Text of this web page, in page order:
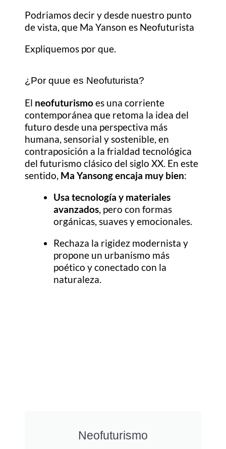
Podriamos decir y desde nuestro punto
de vista, que Ma Yanson es Neofuturista
Expliquemos por que.
¿Por quue es Neofuturista?
El neofuturismoes una corriente
contemporánea que retoma la idea del
futuro desde una perspectiva más
humana, sensorial y sostenible, en
contraposición a la frialdad tecnológica
del futurismo clásico del siglo XX. En este
sentido, Ma Yansong encaja muy bien:
Usa tecnología y materiales
avanzados, pero con formas
orgánicas, suaves y emocionales.
Rechaza la rigidez modernista y
propone un urbanismo más
poético y conectado con la
naturaleza.
Neofuturismo